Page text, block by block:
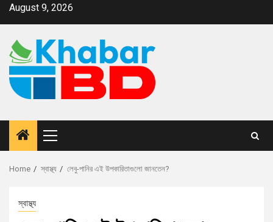
August 9, 2026
Home স্বাস্থ্য লেবু-পানির এই উপকারিতাগুলো জানতেন?
স্বাস্থ্য